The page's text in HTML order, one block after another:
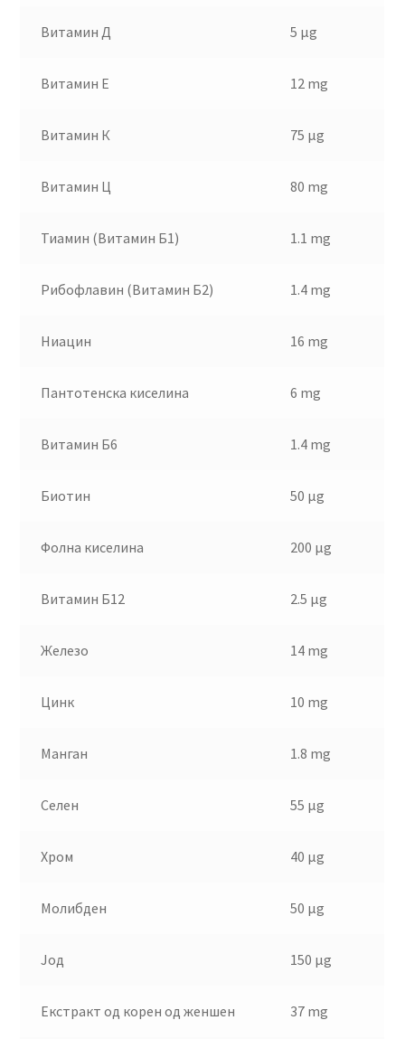
Витамин Д 5 µg
Витамин Е 12 mg
Витамин К 75 µg
Витамин Ц 80 mg
Тиамин (Витамин Б1) 1.1 mg
Рибофлавин (Витамин Б2) 1.4 mg
Ниацин 16 mg
Пантотенска киселина 6 mg
Витамин Б6 1.4 mg
Биотин 50 µg
Фолна киселина 200 µg
Витамин Б12 2.5 µg
Железо 14 mg
Цинк 10 mg
Манган 1.8 mg
Селен 55 µg
Хром 40 µg
Молибден 50 µg
Јод 150 µg
Екстракт од корен од женшен 37 mg